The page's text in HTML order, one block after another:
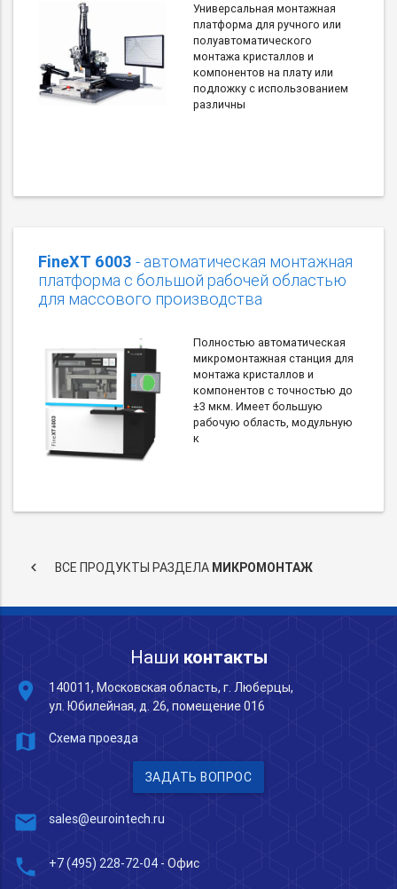
Универсальная монтажная
платформа для ручного или
полуавтоматического
монтажа кристаллов и
компонентов на плату или
подложку с использованием
различны
FineXT 6003 - автоматическая монтажная
платформа с большой рабочей областью
для массового производства
Полностью автоматическая
микромонтажная станция для
монтажа кристаллов и
компонентов с точностью до
±3 мкм. Имеет большую
рабочую область, модульную
к
keyboard_arrow_left ВСЕ ПРОДУКТЫ РАЗДЕЛА МИКРОМОНТАЖ
Наши контакты
place
140011, Московская область, г. Люберцы,
ул. Юбилейная, д. 26, помещение 016
map Схема проезда
ЗАДАТЬ ВОПРОС
mail sales@eurointech.ru
phone +7 (495) 228-72-04 - Офис